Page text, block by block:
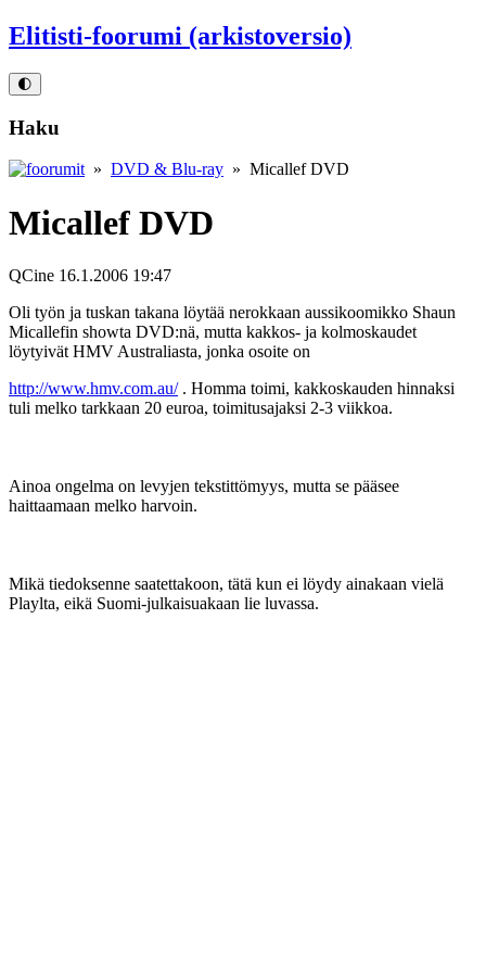
Elitisti-foorumi (arkistoversio)
🌓
Haku
» DVD & Blu-ray » Micallef DVD
Micallef DVD
QCine 16.1.2006 19:47
Oli työn ja tuskan takana löytää nerokkaan aussikoomikko Shaun
Micallefin showta DVD:nä, mutta kakkos- ja kolmoskaudet
löytyivät HMV Australiasta, jonka osoite on
http://www.hmv.com.au/. Homma toimi, kakkoskauden hinnaksi
tuli melko tarkkaan 20 euroa, toimitusajaksi 2-3 viikkoa.
Ainoa ongelma on levyjen tekstittömyys, mutta se pääsee
haittaamaan melko harvoin.
Mikä tiedoksenne saatettakoon, tätä kun ei löydy ainakaan vielä
Playlta, eikä Suomi-julkaisuakaan lie luvassa.